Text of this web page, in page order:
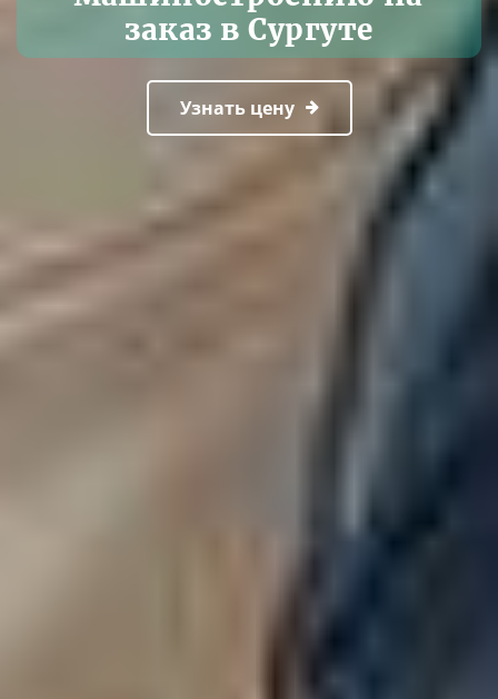
заказ в Сургуте
Узнать цену